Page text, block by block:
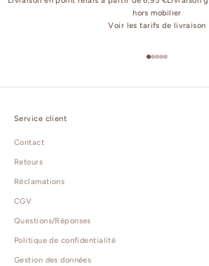
hors mobilier
Voir les tarifs de livraison
Aller à l'élément 1
Aller à l'élément 2
Aller à l'élément
Aller à
Aller à
Service client
Contact
Retours
Réclamations
CGV
Questions/Réponses
Politique de confidentialité
Gestion des données